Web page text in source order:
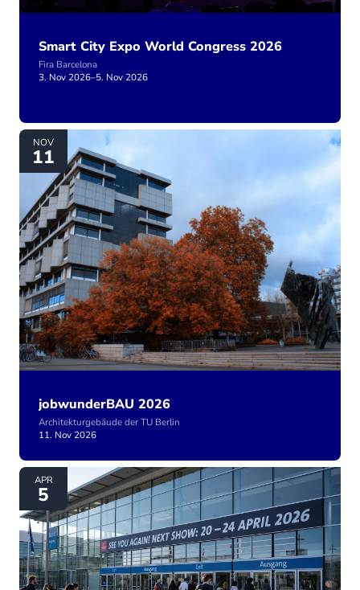
Smart City Expo World Congress 2026
Fira Barcelona
3. Nov 2026–5. Nov 2026
NOV
11
jobwunderBAU 2026
Architekturgebäude der TU Berlin
11. Nov 2026
jobwunderBAU 2026
APR
5
HANNOVER MESSE 2027